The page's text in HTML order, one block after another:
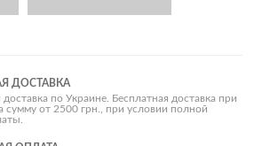
ДОСТАВКА
доставка по Украине. Бесплатная доставка при
сумму от 2500 грн., при условии полной